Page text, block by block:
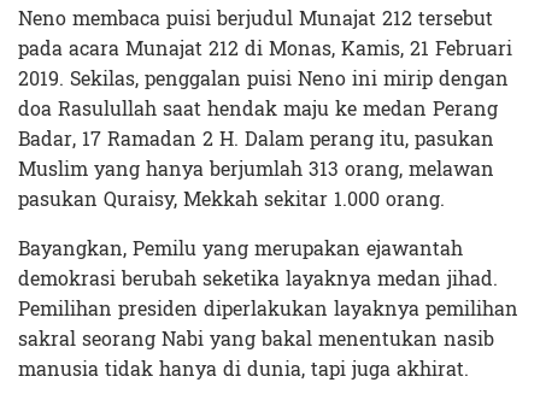
Neno membaca puisi berjudul Munajat 212 tersebut
pada acara Munajat 212 di Monas, Kamis, 21 Februari
2019. Sekilas, penggalan puisi Neno ini mirip dengan
doa Rasulullah saat hendak maju ke medan Perang
Badar, 17 Ramadan 2 H. Dalam perang itu, pasukan
Muslim yang hanya berjumlah 313 orang, melawan
pasukan Quraisy, Mekkah sekitar 1.000 orang.
Bayangkan, Pemilu yang merupakan ejawantah
demokrasi berubah seketika layaknya medan jihad.
Pemilihan presiden diperlakukan layaknya pemilihan
sakral seorang Nabi yang bakal menentukan nasib
manusia tidak hanya di dunia, tapi juga akhirat.